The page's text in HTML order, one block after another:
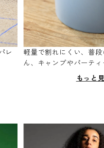
レ
軽量で割れにくい、普
ん、キャンプやパーティ
もっと